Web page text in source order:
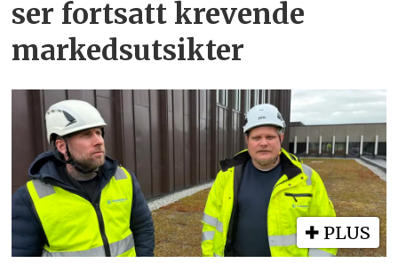
ser fortsatt krevende
markedsutsikter
PLUS